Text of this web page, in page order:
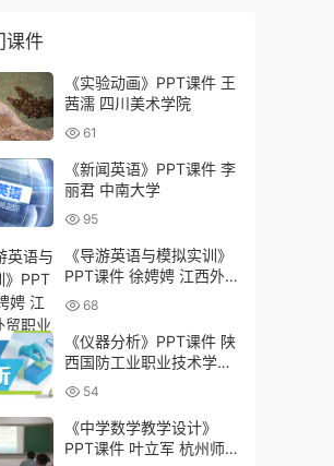
课件
《实验动画》PPT课件 王
茜濡 四川美术学院
61
《新闻英语》PPT课件 李
丽君 中南大学
95
《导游英语与模拟实训》
PPT课件 徐娉娉 江西外
语外贸职业学院
68
《仪器分析》PPT课件 陕
西国防工业职业技术学院
淩悦菲
54
《中学数学教学设计》
PPT课件 叶立军 杭州师